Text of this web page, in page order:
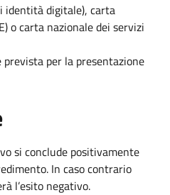
identità digitale), carta
o carta nazionale dei servizi
per la presentazione
si conclude positivamente
In caso contrario
l’esito negativo.